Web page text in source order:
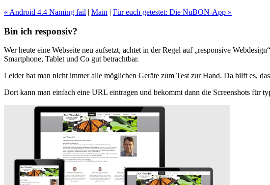
« Android 4.4 Naming fail | Main | Für euch getestet: Die NuBON-App »
Bin ich responsiv?
Wer heute eine Webseite neu aufsetzt, achtet in der Regel auf „responsive
Smartphone, Tablet und Co gut betrachtbar.
Leider hat man nicht immer alle möglichen Geräte zum Test zur Hand. Da hilft es,
Dort kann man einfach eine URL eintragen und bekommt dann die Screenshots für